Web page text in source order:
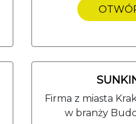
Firma z miasta
w branży